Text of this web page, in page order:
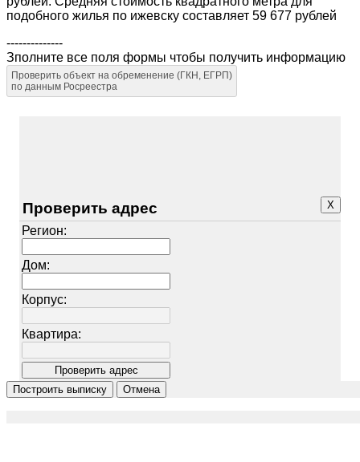
подобного жилья по ижевску составляет 59 677 рублей
--------------
Зполните все поля формы чтобы получить информацию
Проверить объект на обременение (ГКН, ЕГРП)
по данным Росреестра
X
Проверить адрес
Регион:
Дом:
Корпус:
Квартира: